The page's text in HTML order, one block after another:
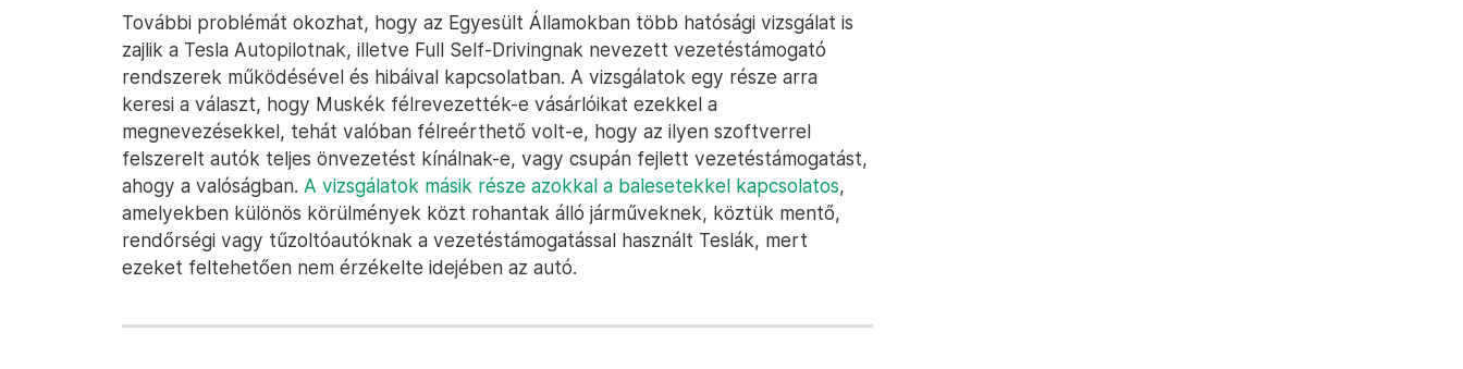
További problémát okozhat, hogy az Egyesült Államokban több hatósági vizsgálat is
zajlik a Tesla Autopilotnak, illetve Full Self-Drivingnak nevezett vezetéstámogató
rendszerek működésével és hibáival kapcsolatban. A vizsgálatok egy része arra
keresi a választ, hogy Muskék félrevezették-e vásárlóikat ezekkel a
megnevezésekkel, tehát valóban félreérthető volt-e, hogy az ilyen szoftverrel
felszerelt autók teljes önvezetést kínálnak-e, vagy csupán fejlett vezetéstámogatást,
ahogy a valóságban. A vizsgálatok másik része azokkal a balesetekkel kapcsolatos,
amelyekben különös körülmények közt rohantak álló járműveknek, köztük mentő,
rendőrségi vagy tűzoltóautóknak a vezetéstámogatással használt Teslák, mert
ezeket feltehetően nem érzékelte idejében az autó.